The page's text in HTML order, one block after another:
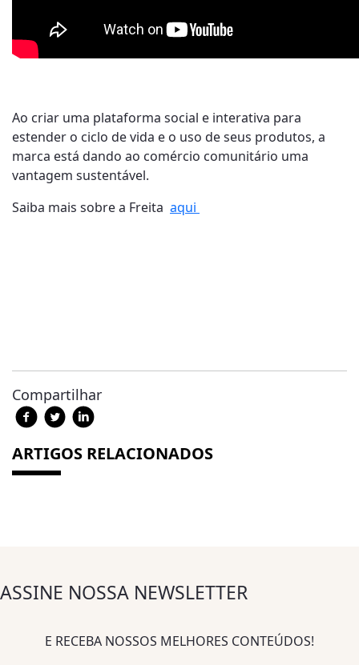
Ao criar uma plataforma social e interativa para
estender o ciclo de vida e o uso de seus produtos, a
marca está dando ao comércio comunitário uma
vantagem sustentável.
Saiba mais sobre a Freita aqui
Compartilhar
ARTIGOS RELACIONADOS
ASSINE NOSSA NEWSLETTER
E RECEBA NOSSOS MELHORES CONTEÚDOS!